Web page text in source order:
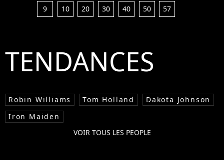
9
10 20 30 40 50 57
TENDANCES
Robin Williams Tom Holland
Dakota Johnson
Iron Maiden
VOIR TOUS LES PEOPLE